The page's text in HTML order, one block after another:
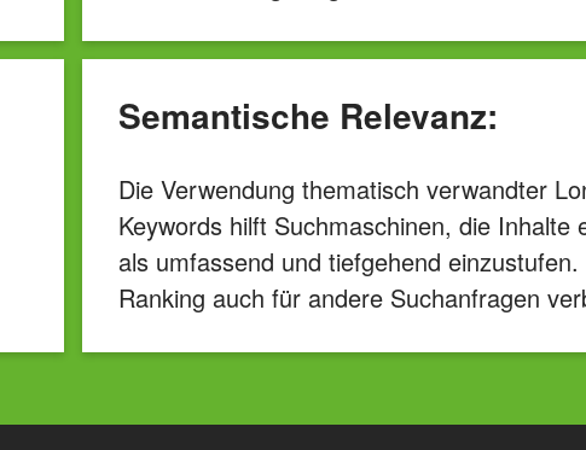
Semantische Relevanz:
Die Verwendung thematisch verwandter
Keywords hilft Suchmaschinen, die Inhalte
als umfassend und tiefgehend
Ranking auch für andere Suchanfragen